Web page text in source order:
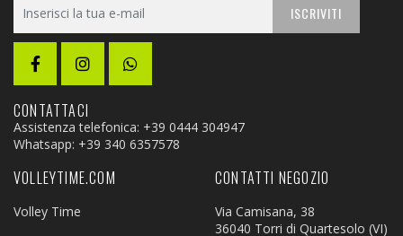
ISCRIVITI
CONTATTACI
Assistenza telefonica: +39 0444 304947
Whatsapp: +39 340 6357578
VOLLEYTIME.COM
Volley Time
CONTATTI NEGOZIO
Via Camisana, 38
36040 Torri di Quartesolo (VI)